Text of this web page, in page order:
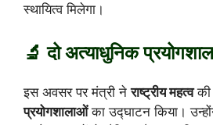
स्थायित्व मिलेगा।
🔬 दो अत्याधुनिक
इस अवसर पर मंत्री नेराष्ट्रीय महत्वकी
प्रयोगशालाओंका उद्घाटन किया।